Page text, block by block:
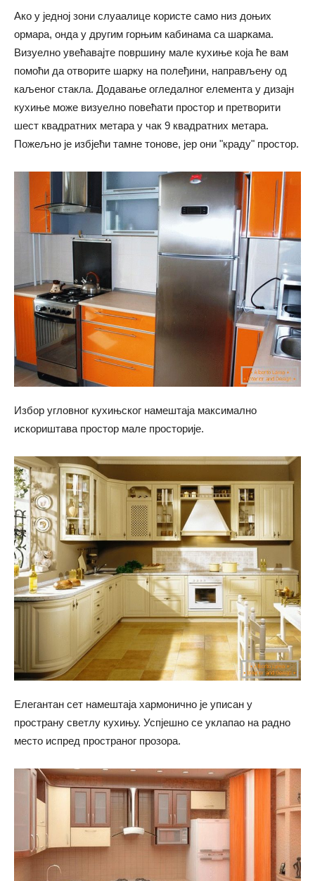
Ако у једној зони слуаалице користе само низ доњих
ормара, онда у другим горњим кабинама са шаркама.
Визуелно увећавајте површину мале кухиње која ће вам
помоћи да отворите шарку на полеђини, направљену од
каљеног стакла. Додавање огледалног елемента у дизајн
кухиње може визуелно повећати простор и претворити
шест квадратних метара у чак 9 квадратних метара.
Пожељно је избјећи тамне тонове, јер они "краду" простор.
Избор угловног кухињског намештаја максимално
искориштава простор мале просторије.
Елегантан сет намештаја хармонично је уписан у
пространу светлу кухињу. Успјешно се уклапао на радно
место испред пространог прозора.